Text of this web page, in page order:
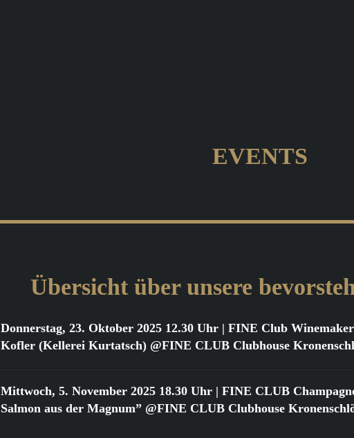
EVENTS
Übersicht über unsere
Donnerstag, 23. Oktober 2025 12.30 Uhr | FINE Club
Kofler (Kellerei Kurtatsch) @FINE CLUB Clubhouse
Mittwoch, 5. November 2025 18.30 Uhr | FINE CLUB
Salmon aus der Magnum” @FINE CLUB Clubhouse